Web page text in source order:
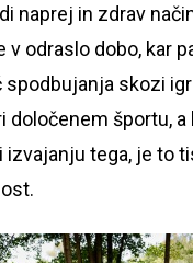
naprej in zdrav
v odraslo dobo, kar
spodbujanja skozi
določenem športu, a
izvajanju tega, je to